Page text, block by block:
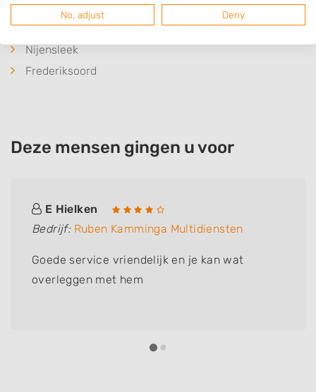
Nijeholtpade
Peperga
Nijensleek
Frederiksoord
Deze mensen gingen u voor
E Hielken
Bedrijf: Ruben Kamminga Multidiensten
Goede service vriendelijk en je kan wat
overleggen met hem
No, adjust Deny